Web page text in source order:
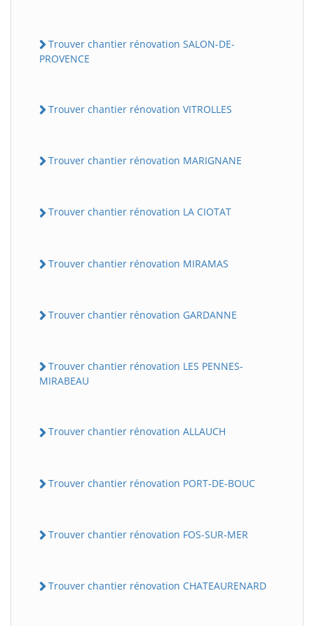
Trouver chantier rénovation SALON-DE-
PROVENCE
Trouver chantier rénovation VITROLLES
Trouver chantier rénovation MARIGNANE
Trouver chantier rénovation LA CIOTAT
Trouver chantier rénovation MIRAMAS
Trouver chantier rénovation GARDANNE
Trouver chantier rénovation LES PENNES-
MIRABEAU
Trouver chantier rénovation ALLAUCH
Trouver chantier rénovation PORT-DE-BOUC
Trouver chantier rénovation FOS-SUR-MER
Trouver chantier rénovation CHATEAURENARD